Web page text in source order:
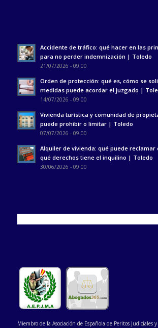
Accidente de tráfico: qué hacer en las
para no perder indemnización | Toledo
21/07/2026 - 09:00
Orden de protección: qué es, cómo se
medidas puede acordar el juzgado |
14/07/2026 - 09:00
Vivienda turística y comunidad de
puede prohibir o limitar | Toledo
07/07/2026 - 09:00
Alquiler de vivienda: qué puede reclamar
qué derechos tiene el inquilino | Toledo
30/06/2026 - 09:00
Miembro de la Asociación de Española de Peritos Judiciales